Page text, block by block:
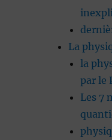
La
la
par le
Les 7